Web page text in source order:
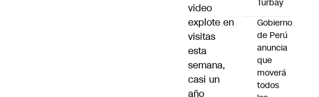
video
explote en
visitas
esta
semana,
casi un
año
Turbay
Gobierno
de Perú
anuncia
que
moverá
todos